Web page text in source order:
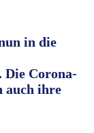
in die
Die Corona-
auch ihre